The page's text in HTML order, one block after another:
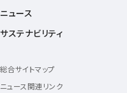
ニュース
サステナビリティ
総合サイトマップ
ニュース関連リンク